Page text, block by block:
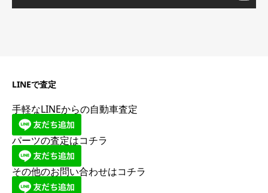
LINEで査定
手軽なLINEからの自動車査定
パーツの査定はコチラ
その他のお問い合わせはコチラ